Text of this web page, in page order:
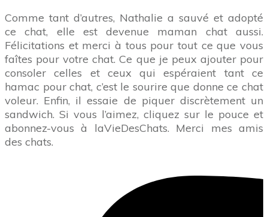
Comme tant d’autres, Nathalie a sauvé et adopté
ce chat, elle est devenue maman chat aussi.
Félicitations et merci à tous pour tout ce que vous
faîtes pour votre chat. Ce que je peux ajouter pour
consoler celles et ceux qui espéraient tant ce
hamac pour chat, c’est le sourire que donne ce chat
voleur. Enfin, il essaie de piquer discrètement un
sandwich. Si vous l’aimez, cliquez sur le pouce et
abonnez-vous à laVieDesChats. Merci mes amis
des chats.